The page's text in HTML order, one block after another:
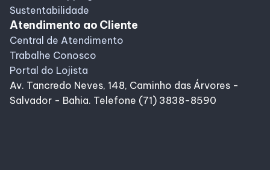
Sustentabilidade
Atendimento ao Cliente
Central de Atendimento
Trabalhe Conosco
Portal do Lojista
Av. Tancredo Neves, 148, Caminho das Árvores -
Salvador - Bahia. Telefone (71) 3838-8590